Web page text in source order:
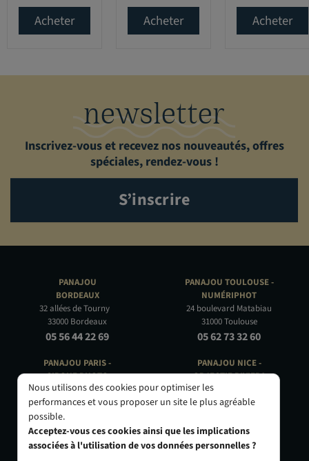
Acheter Acheter Acheter
newsletter
Inscrivez-vous et recevez nos nouveautés, offres
spéciales, rendez-vous !
S’inscrire
PANAJOU
BORDEAUX
32 allées de Tourny
33000 Bordeaux
05 56 44 22 69
PANAJOU PARIS -
CIRQUE PHOTO
9, bd des Filles-du-Calvaire
75003 Paris
01 40 29 91 91
PANAJOU TOULOUSE -
NUMÉRIPHOT
24 boulevard Matabiau
31000 Toulouse
05 62 73 32 60
PANAJOU NICE -
OBJECTIF RIVIERA
24 Rue de l'Hôtel des Postes
06000 Nice
Nous utilisons des cookies pour optimiser les
performances et vous proposer un site le plus agréable
possible.
Acceptez-vous ces cookies ainsi que les implications
associées à l'utilisation de vos données personnelles ?